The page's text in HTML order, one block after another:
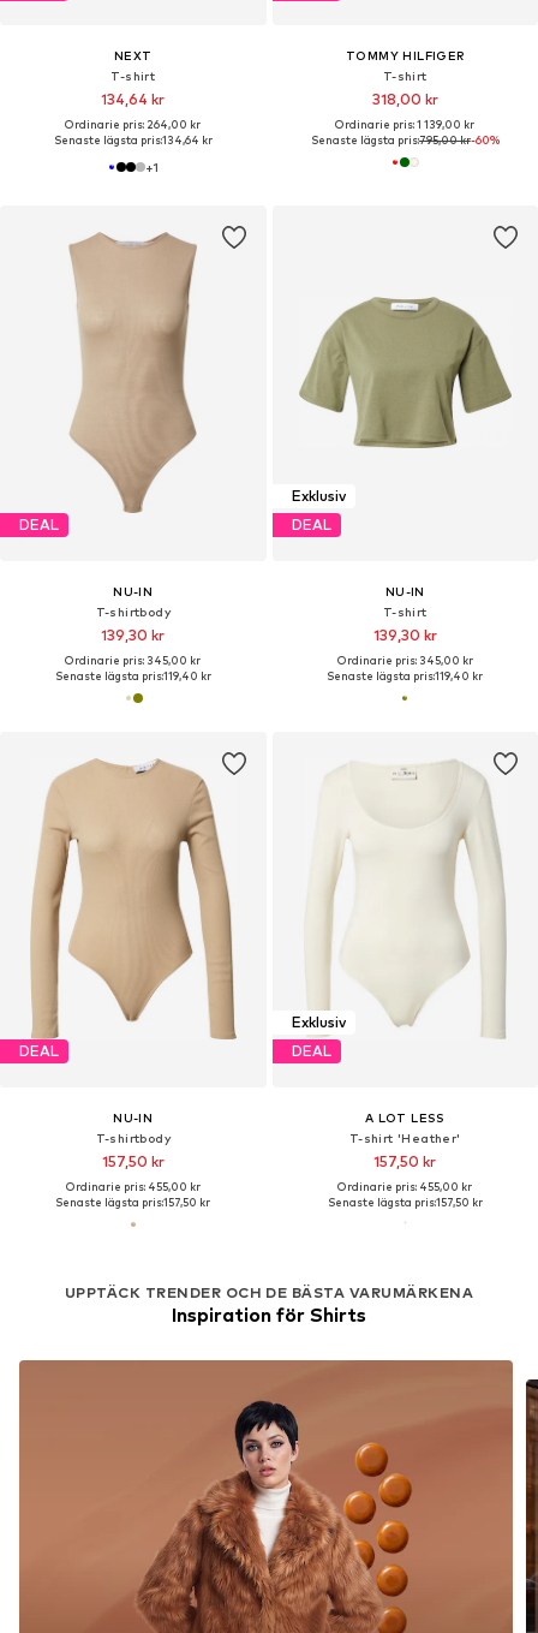
NEXT
T-shirt
134,64 kr
Ordinarie pris: 264,00 kr
Senaste lägsta pris:134,64 kr
+1
TOMMY HILFIGER
T-shirt
318,00 kr
Ordinarie pris: 1 139,00 kr
Senaste lägsta pris:795,00 kr-60%
DEAL
NU-IN
T-shirtbody
139,30 kr
Ordinarie pris: 345,00 kr
Senaste lägsta pris:119,40 kr
Exklusiv
DEAL
NU-IN
T-shirt
139,30 kr
Ordinarie pris: 345,00 kr
Senaste lägsta pris:119,40 kr
DEAL
NU-IN
T-shirtbody
157,50 kr
Ordinarie pris: 455,00 kr
Senaste lägsta pris:157,50 kr
UPPTÄCK TRENDER OCH DE BÄSTA VARUMÄRKENA
Inspiration för Shirts
Exklusiv
DEAL
A LOT LESS
T-shirt 'Heather'
157,50 kr
Ordinarie pris: 455,00 kr
Senaste lägsta pris:157,50 kr